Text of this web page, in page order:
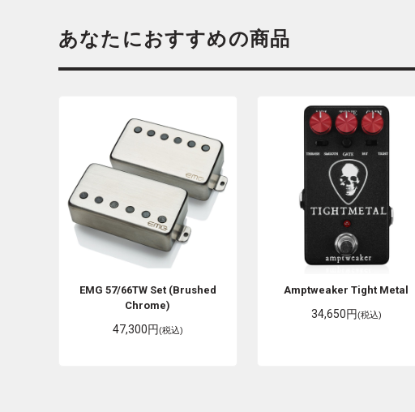
あなたにおすすめの商品
EMG 57/66TW Set (Brushed
Chrome)
47,300円(税込)
AmptweakerTight Metal
34,650円(税込)